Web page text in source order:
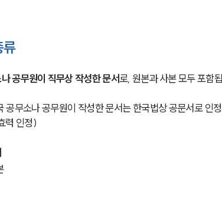
류
공무원이 직무상 작성한 문서로, 원본과 사본 모두 포함
공무소나 공무원이 작성한 문서는 한국법상 공문서로 인
력 인정)